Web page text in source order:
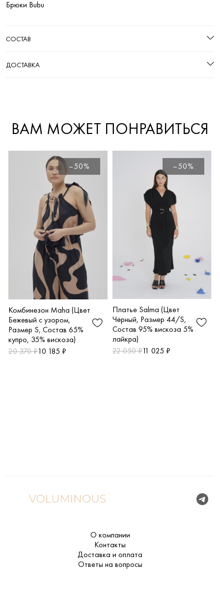
Брюки Bubu
СОСТАВ
ДОСТАВКА
ВАМ МОЖЕТ ПОНРАВИТЬСЯ
–50%
Комбинезон Maha (Цвет
Бежевый с узором,
Размер S, Состав 65%
купро, 35% вискоза)
20 370 ₽10 185 ₽
–50%
Платье Salma (Цвет
Чёрный, Размер 44/S,
Состав 95% вискоза 5%
лайкра)
22 050 ₽11 025 ₽
О компании
Контакты
Доставка и оплата
Ответы на вопросы